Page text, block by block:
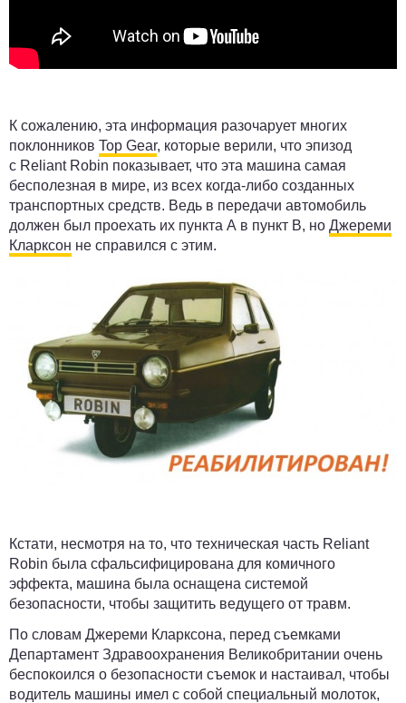
К сожалению, эта информация разочарует многих
поклонников Top Gear, которые верили, что эпизод
с Reliant Robin показывает, что эта машина самая
бесполезная в мире, из всех когда-либо созданных
транспортных средств. Ведь в передачи автомобиль
должен был проехать их пункта А в пункт В, но Джереми
Кларксон не справился с этим.
Кстати, несмотря на то, что техническая часть Reliant
Robin была сфальсифицирована для комичного
эффекта, машина была оснащена системой
безопасности, чтобы защитить ведущего от травм.
По словам Джереми Кларксона, перед съемками
Департамент Здравоохранения Великобритании очень
беспокоился о безопасности съемок и настаивал, чтобы
водитель машины имел с собой специальный молоток,